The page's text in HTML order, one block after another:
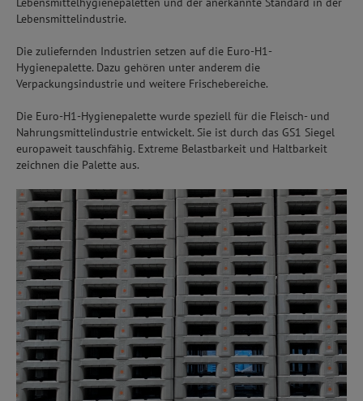
Lebensmittelindustrie.
Die zuliefernden Industrien setzen auf die Euro-H1-
Hygienepalette. Dazu gehören unter anderem die
Verpackungsindustrie und weitere Frischebereiche.
Die Euro-H1-Hygienepalette wurde speziell für die Fleisch- und
Nahrungsmittelindustrie entwickelt. Sie ist durch das GS1 Siegel
europaweit tauschfähig. Extreme Belastbarkeit und Haltbarkeit
zeichnen die Palette aus.